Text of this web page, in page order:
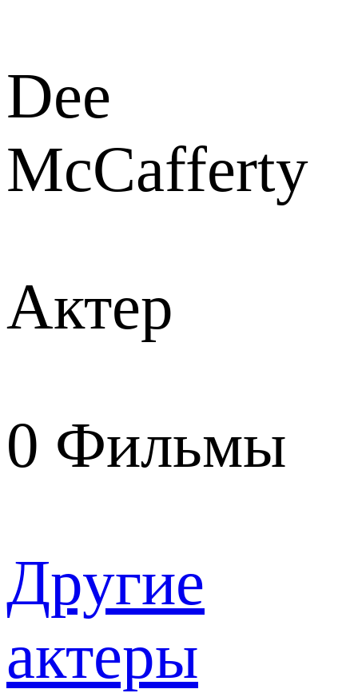
Dee
McCafferty
Актер
0 Фильмы
Другие
актеры